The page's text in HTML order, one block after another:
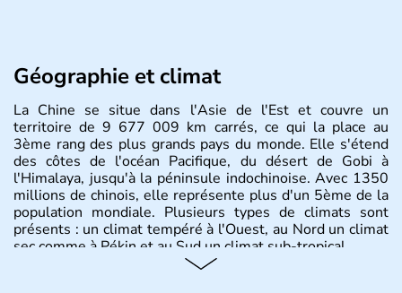
Géographie et climat
La Chine se situe dans l'Asie de l'Est et couvre un
territoire de 9 677 009 km carrés, ce qui la place au
3ème rang des plus grands pays du monde. Elle s'étend
des côtes de l'océan Pacifique, du désert de Gobi à
l'Himalaya, jusqu'à la péninsule indochinoise. Avec 1350
millions de chinois, elle représente plus d'un 5ème de la
population mondiale. Plusieurs types de climats sont
présents : un climat tempéré à l'Ouest, au Nord un climat
sec comme à Pékin et au Sud un climat sub-tropical.